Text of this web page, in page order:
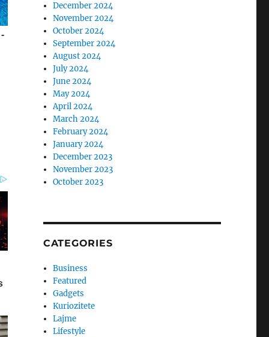
December 2024
November 2024
October 2024
September 2024
August 2024
July 2024
June 2024
May 2024
April 2024
March 2024
February 2024
January 2024
December 2023
November 2023
October 2023
CATEGORIES
Business
Featured
Gadgets
Kuriozitete
Lajme
Lifestyle